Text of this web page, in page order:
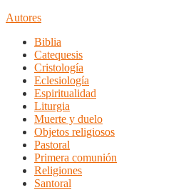
Autores
Biblia
Catequesis
Cristología
Eclesiología
Espiritualidad
Liturgia
Muerte y duelo
Objetos religiosos
Pastoral
Primera comunión
Religiones
Santoral